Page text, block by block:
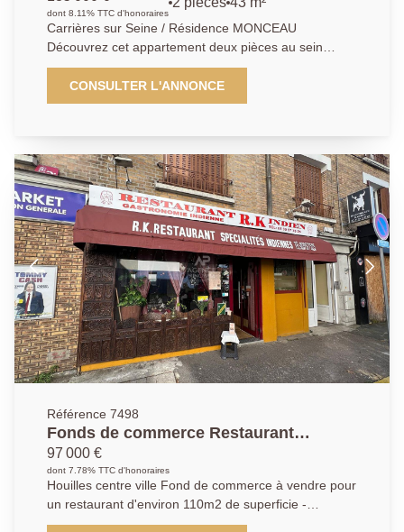
dont 8.11% TTC d'honoraires
Carrières sur Seine / Résidence MONCEAU
Découvrez cet appartement deux pièces au sein
d'une résidence calme, verdoyante, sécurisée et
venant d'être ravalée par l'extérieur. Situé au 1er
étage, il se compose d'une entrée, un séjour, une
extérieur et une cave complètent ce bien. La
résidence, sécurisée, arborée et parfaitement
entretenue, bénéficie d'un récent ravalement avec
isolation extérieure, garantissant une performance
énergétique optimale. Un accès direct aux quais de
Seine permet de profiter pleinement des promenades
au bord de l'eau. Bien proposé par Kyllian GABA,
agent commercial (903 414 209 R.S.A.C Versailles)
Les informations sur les risques auxquels ce bien est
exposé sont disponibles sur le site Géorisques :
www.georisques.gouv.fr
CONSULTER L'ANNONCE
Référence 7498
Fonds de commerce Restaurant
Houilles 110 m2
97 000 €
dont 7.78% TTC d'honoraires
Houilles centre ville Fond de commerce à vendre pour
un restaurant d'environ 110m2 de superficie -
proximité immédiate de la gare (3' à pied) local en